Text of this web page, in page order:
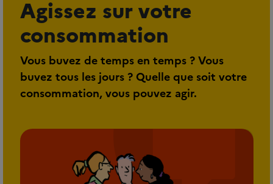
Agissez sur votre
consommation
Vous buvez de temps en temps ? Vous
buvez tous les jours ? Quelle que soit votre
consommation, vous pouvez agir.